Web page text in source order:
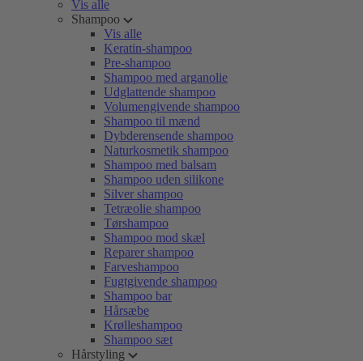
Vis alle
Shampoo
Vis alle
Keratin-shampoo
Pre-shampoo
Shampoo med arganolie
Udglattende shampoo
Volumengivende shampoo
Shampoo til mænd
Dybderensende shampoo
Naturkosmetik shampoo
Shampoo med balsam
Shampoo uden silikone
Silver shampoo
Tetræolie shampoo
Tørshampoo
Shampoo mod skæl
Reparer shampoo
Farveshampoo
Fugtgivende shampoo
Shampoo bar
Hårsæbe
Krølleshampoo
Shampoo sæt
Hårstyling